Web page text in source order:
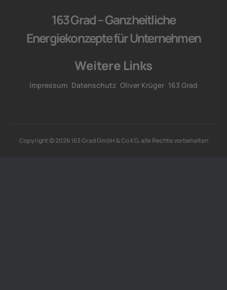
163 Grad – Ganzheitliche
Energiekonzepte für Unternehmen
Weitere Links
Impressum Datenschutz Oliver Krüger 163 Grad
Copyright © 2026 163 Grad GmbH & Co KG, alle Rechte vorbehalten